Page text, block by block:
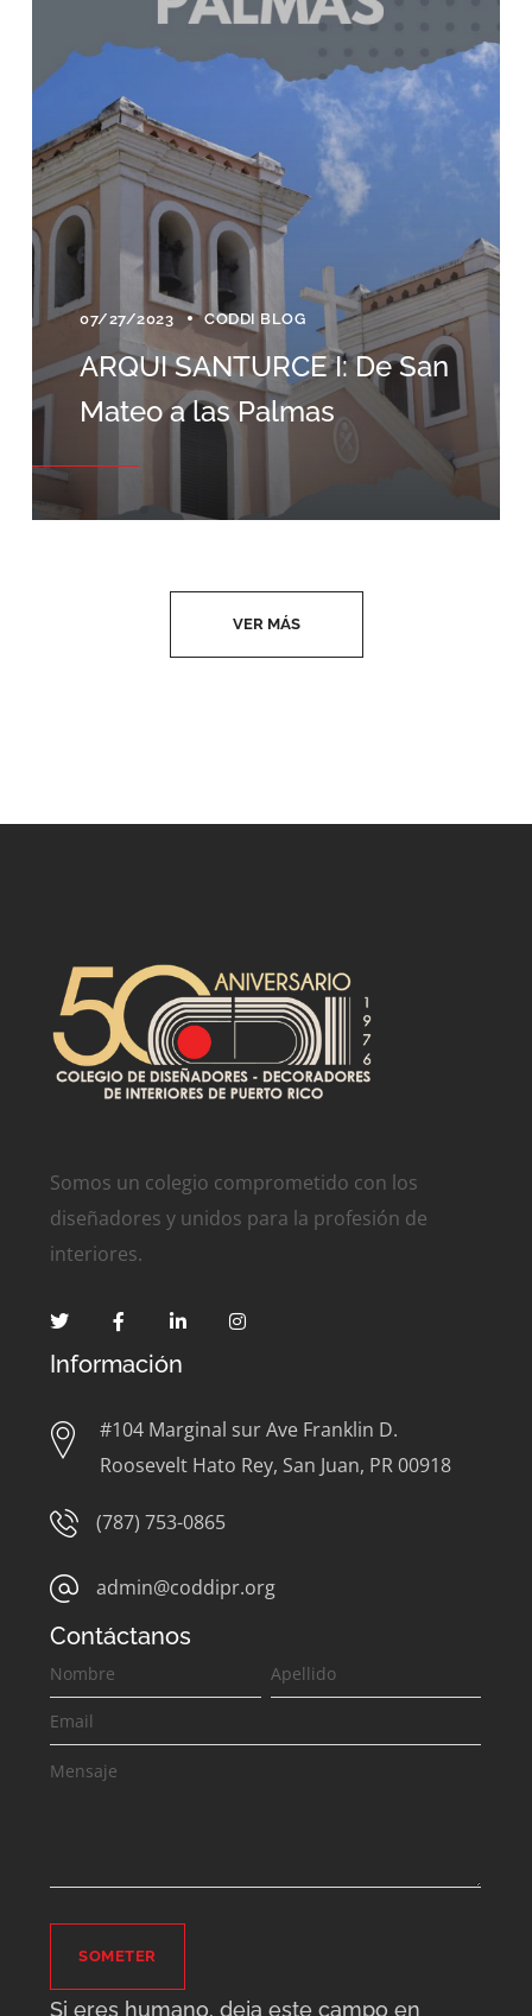
07/27/2023 CODDI BLOG
ARQUI SANTURCE I: De San
Mateo a las Palmas
VER MÁS
Somos un colegio comprometido con los
diseñadores y unidos para la profesión de
interiores.
Información
#104 Marginal sur Ave Franklin D.
Roosevelt Hato Rey, San Juan, PR 00918
(787) 753-0865
admin@coddipr.org
Contáctanos
Contáctanos
SOMETER
Si eres humano, deja este campo en